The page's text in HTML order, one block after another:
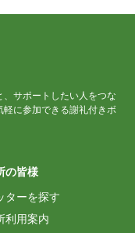
サポートしたい人をつな
軽に参加できる謝礼付きボ
の皆様
ターを探す
利用案内